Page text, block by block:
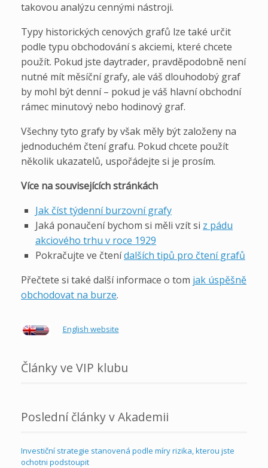
takovou analýzu cennými nástroji.
Typy historických cenových grafů lze také určit
podle typu obchodování s akciemi, které chcete
použít. Pokud jste daytrader, pravděpodobně není
nutné mít měsíční grafy, ale váš dlouhodobý graf
by mohl být denní – pokud je váš hlavní obchodní
rámec minutový nebo hodinový graf.
Všechny tyto grafy by však měly být založeny na
jednoduchém čtení grafu. Pokud chcete použít
několik ukazatelů, uspořádejte si je prosím.
Více na souvisejících stránkách
Jak číst týdenní burzovní grafy
Jaká ponaučení bychom si měli vzít si z pádu
akciového trhu v roce 1929
Pokračujte ve čtenídalších tipů pro čtení grafů
Přečtete si také další informace o tom jak úspěšně
obchodovat na burze.
English website
Články ve VIP klubu
Poslední články v Akademii
Investiční strategie stanovená podle míry rizika, kterou jste
ochotni podstoupit